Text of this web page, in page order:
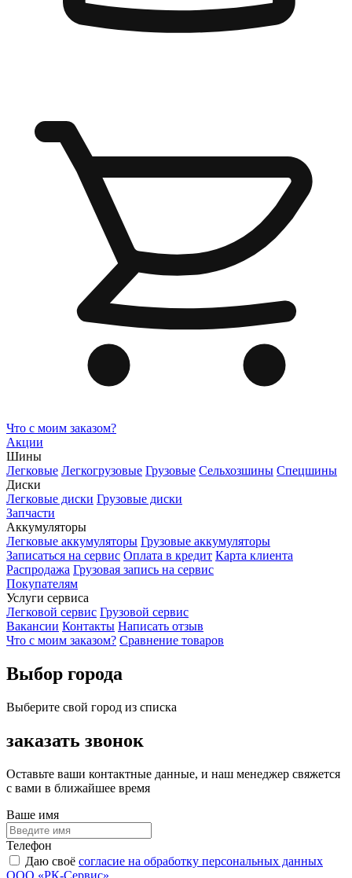
Что с моим заказом?
Акции
Шины
Легковые Легкогрузовые Грузовые Сельхозшины Спецшины
Диски
Легковые диски Грузовые диски
Запчасти
Аккумуляторы
Легковые аккумуляторы Грузовые аккумуляторы
Записаться на сервис Оплата в кредит Карта клиента
Распродажа Грузовая запись на сервис
Покупателям
Услуги сервиса
Легковой сервис Грузовой сервис
Вакансии Контакты Написать отзыв
Что с моим заказом? Сравнение товаров
Выбор города
Выберите свой город из списка
заказать звонок
Оставьте ваши контактные данные, и наш менеджер свяжется
с вами в ближайшее время
Ваше имя
Телефон
Даю своё согласие на обработку персональных данных
ООО «РК-Сервис»